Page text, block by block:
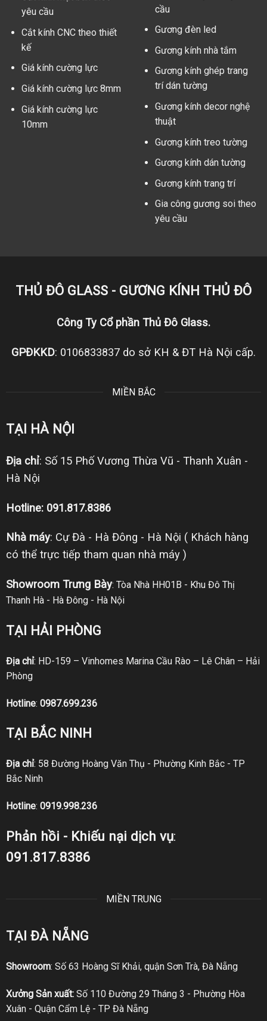
yêu cầu
Cắt kính CNC theo thiết
kế
Giá kính cường lực
Giá kính cường lực 8mm
Giá kính cường lực
10mm
cầu
Gương đèn led
Gương kính nhà tắm
Gương kính ghép trang
trí dán tường
Gương kính decor nghệ
thuật
Gương kính treo tường
Gương kính dán tường
Gương kính trang trí
Gia công gương soi theo
yêu cầu
THỦ ĐÔ GLASS - GƯƠNG KÍNH THỦ ĐÔ
Công Ty Cổ phần Thủ Đô Glass.
GPĐKKD: 0106833837 do sở KH & ĐT Hà Nội cấp.
MIỀN BẮC
TẠI HÀ NỘI
Địa chỉ: Số 15 Phố Vương Thừa Vũ - Thanh Xuân -
Hà Nội
Hotline: 091.817.8386
Nhà máy: Cự Đà - Hà Đông - Hà Nội ( Khách hàng
có thể trực tiếp tham quan nhà máy )
Showroom Trưng Bày: Tòa Nhà HH01B - Khu Đô Thị
Thanh Hà - Hà Đông - Hà Nội
TẠI HẢI PHÒNG
Địa chỉ: HD-159 – Vinhomes Marina Cầu Rào – Lê Chân – Hải
Phòng
Hotline: 0987.699.236
TẠI BẮC NINH
Địa chỉ: 58 Đường Hoàng Văn Thụ - Phường Kinh Bắc - TP
Bắc Ninh
Hotline: 0919.998.236
Phản hồi - Khiếu nại dịch vụ:
091.817.8386
MIỀN TRUNG
TẠI ĐÀ NẴNG
Showroom: Số 63 Hoàng Sĩ Khải, quận Sơn Trà, Đà Nẵng
Xưởng Sản xuất:Số 110 Đường 29 Tháng 3 - Phường Hòa
Xuân - Quận Cẩm Lệ - TP Đà Nẵng